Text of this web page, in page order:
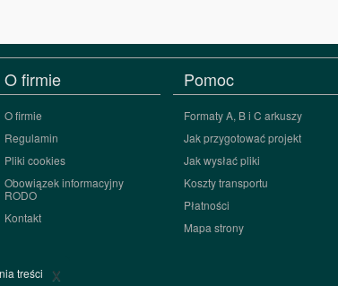
O firmie
O firmie
Regulamin
Pliki cookies
Obowiązek informacyjny
RODO
Kontakt
Pomoc
Formaty A, B i C arkuszy
Jak przygotować projekt
Jak wysłać pliki
Koszty transportu
Płatności
Mapa strony
x
treści